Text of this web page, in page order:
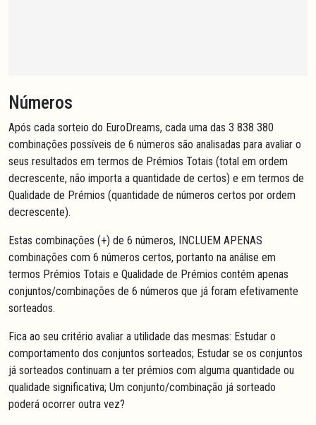
Números
Após cada sorteio do EuroDreams, cada uma das 3 838 380
combinações possíveis de 6 números são analisadas para avaliar o
seus resultados em termos de Prémios Totais (total em ordem
decrescente, não importa a quantidade de certos) e em termos de
Qualidade de Prémios (quantidade de números certos por ordem
decrescente).
Estas combinações (+) de 6 números, INCLUEM APENAS
combinações com 6 números certos, portanto na análise em
termos Prémios Totais e Qualidade de Prémios contém apenas
conjuntos/combinações de 6 números que já foram efetivamente
sorteados.
Fica ao seu critério avaliar a utilidade das mesmas: Estudar o
comportamento dos conjuntos sorteados; Estudar se os conjuntos
já sorteados continuam a ter prémios com alguma quantidade ou
qualidade significativa; Um conjunto/combinação já sorteado
poderá ocorrer outra vez?